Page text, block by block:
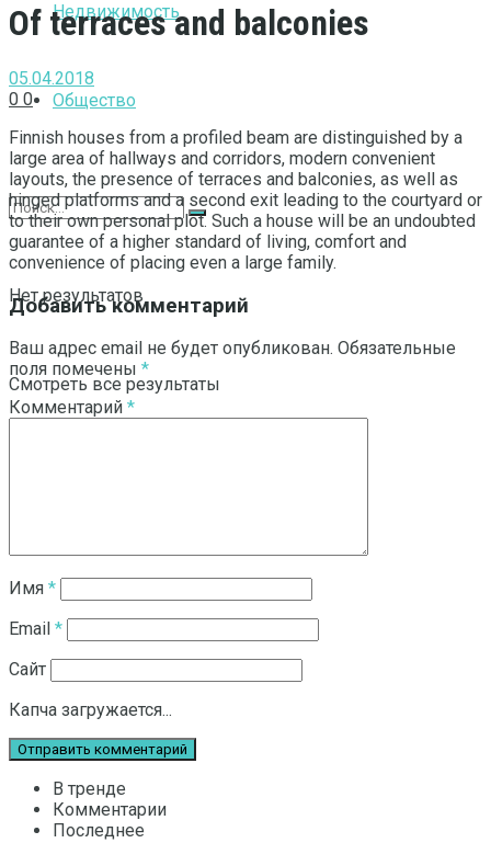
Недвижимость
Общество
Нет результатов
Смотреть все результаты
Of terraces and balconies
05.04.2018
0 0
Finnish houses from a profiled beam are distinguished by a
large area of ​​hallways and corridors, modern convenient
layouts, the presence of terraces and balconies, as well as
hinged platforms and a second exit leading to the courtyard or
to their own personal plot. Such a house will be an undoubted
guarantee of a higher standard of living, comfort and
convenience of placing even a large family.
Добавить комментарий
Ваш адрес email не будет опубликован. Обязательные
поля помечены *
Комментарий *
Имя *
Email *
Сайт
Капча загружается...
В тренде
Комментарии
Последнее